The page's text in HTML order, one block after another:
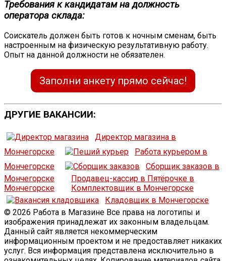
Требования к кандидатам на должность
оператора склада:
Соискатель должен быть готов к ночным сменам, быть
настроенным на физическую результативную работу.
Опыт на данной должности не обязателен.
Заполни анкету прямо сейчас!
ДРУГИЕ ВАКАНСИИ:
Директор магазина в
Мончегорске
Работа курьером в
Мончегорске
Сборщик заказов в
Мончегорске
Продавец-кассир в Пятёрочке в
Мончегорске
Комплектовщик в Мончегорске
Кладовщик в Мончегорске
© 2026 Работа в Магазине Все права на логотипы и
изображения принадлежат их законным владельцам.
Данный сайт является некоммерческим
информационным проектом и не предоставляет никаких
услуг. Вся информация представлена исключительно в